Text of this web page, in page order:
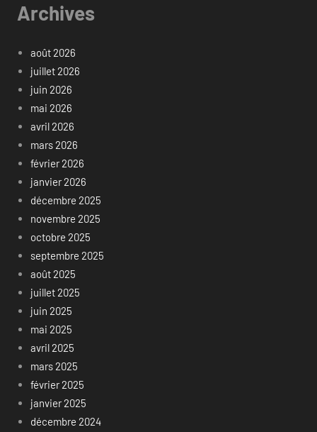
Archives
août 2026
juillet 2026
juin 2026
mai 2026
avril 2026
mars 2026
février 2026
janvier 2026
décembre 2025
novembre 2025
octobre 2025
septembre 2025
août 2025
juillet 2025
juin 2025
mai 2025
avril 2025
mars 2025
février 2025
janvier 2025
décembre 2024